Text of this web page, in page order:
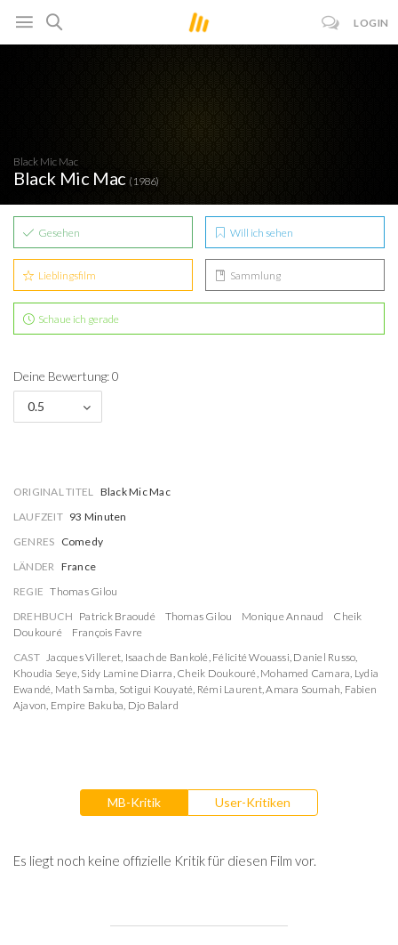
LOGIN
Black Mic Mac
Black Mic Mac (1986)
Gesehen Will ich sehen
Lieblingsfilm Sammlung
Schaue ich gerade
Deine Bewertung: 0
0.5
ORIGINAL TITEL Black Mic Mac
LAUFZEIT 93 Minuten
GENRES Comedy
LÄNDER France
REGIE Thomas Gilou
DREHBUCH Patrick Braoudé Thomas Gilou Monique Annaud
Cheik
Doukouré
François Favre
CAST Jacques Villeret, Isaach de Bankolé, Félicité Wouassi, Daniel Russo,
Khoudia Seye, Sidy Lamine Diarra, Cheik Doukouré, Mohamed Camara, Lydia
Ewandé, Math Samba, Sotigui Kouyaté, Rémi Laurent,Amara Soumah, Fabien
Ajavon, Empire Bakuba, Djo Balard
MB-Kritik User-Kritiken
Es liegt noch keine offizielle Kritik für diesen Film vor.